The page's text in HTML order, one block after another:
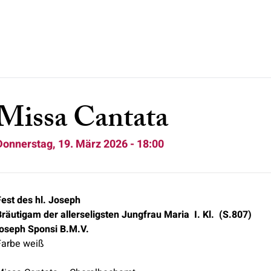
Cantata
19. März 2026 - 18:00
des hl. Joseph
derallerseligsten Jungfrau Maria I. Kl. (S.807)
Sponsi B.M.V.
weiß